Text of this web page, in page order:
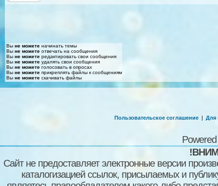
Вы не можете начинать темы
Вы не можете отвечать на сообщения
Вы не можете редактировать свои сообщения
Вы не можете удалять свои сообщения
Вы не можете голосовать в опросах
Вы не можете прикреплять файлы к сообщениям
Вы не можете скачивать файлы
Пользовательское соглашение | Для
Сайт не предоставляет электронные версии
каталогизацией ссылок, присылаемых и